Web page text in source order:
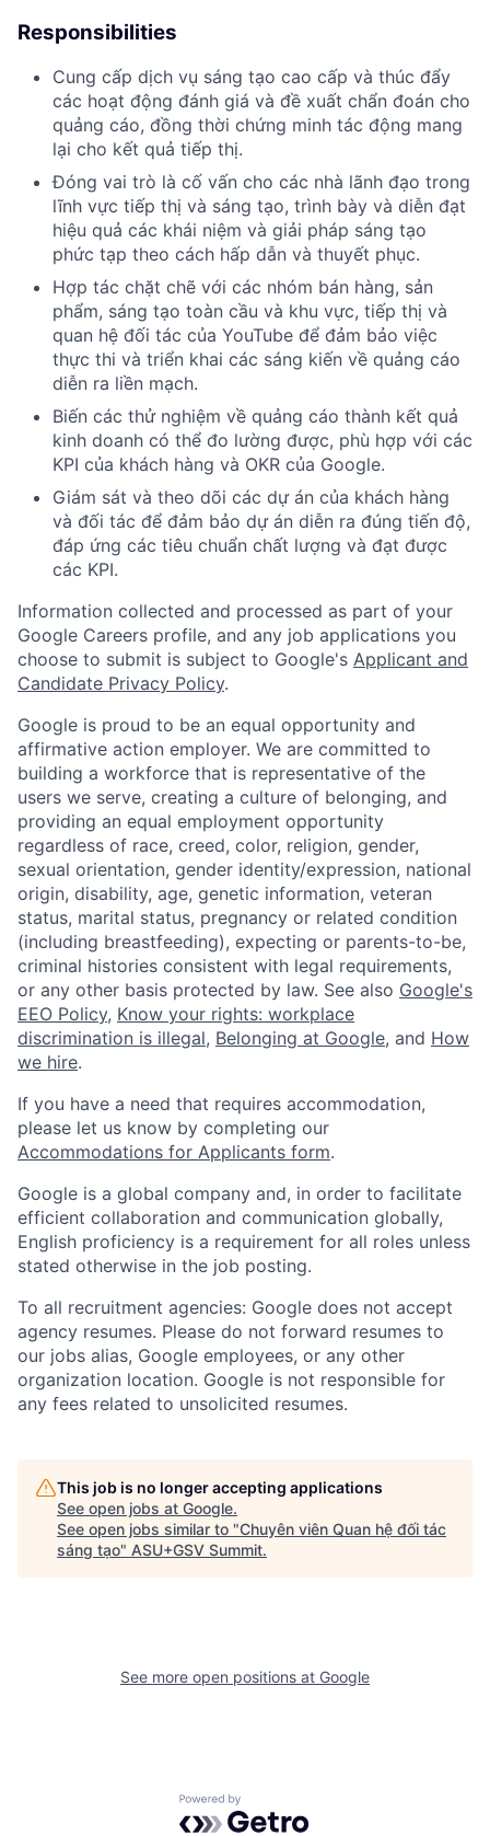
Responsibilities
Cung cấp dịch vụ sáng tạo cao cấp và thúc đẩy
các hoạt động đánh giá và đề xuất chẩn đoán cho
quảng cáo, đồng thời chứng minh tác động mang
lại cho kết quả tiếp thị.
Đóng vai trò là cố vấn cho các nhà lãnh đạo trong
lĩnh vực tiếp thị và sáng tạo, trình bày và diễn đạt
hiệu quả các khái niệm và giải pháp sáng tạo
phức tạp theo cách hấp dẫn và thuyết phục.
Hợp tác chặt chẽ với các nhóm bán hàng, sản
phẩm, sáng tạo toàn cầu và khu vực, tiếp thị và
quan hệ đối tác của YouTube để đảm bảo việc
thực thi và triển khai các sáng kiến về quảng cáo
diễn ra liền mạch.
Biến các thử nghiệm về quảng cáo thành kết quả
kinh doanh có thể đo lường được, phù hợp với các
KPI của khách hàng và OKR của Google.
Giám sát và theo dõi các dự án của khách hàng
và đối tác để đảm bảo dự án diễn ra đúng tiến độ,
đáp ứng các tiêu chuẩn chất lượng và đạt được
các KPI.
Information collected and processed as part of your
Google Careers profile, and any job applications you
choose to submit is subject to Google's Applicant and
Candidate Privacy Policy.
Google is proud to be an equal opportunity and
affirmative action employer. We are committed to
building a workforce that is representative of the
users we serve, creating a culture of belonging, and
providing an equal employment opportunity
regardless of race, creed, color, religion, gender,
sexual orientation, gender identity/expression, national
origin, disability, age, genetic information, veteran
status, marital status, pregnancy or related condition
(including breastfeeding), expecting or parents-to-be,
criminal histories consistent with legal requirements,
or any other basis protected by law. See also Google's
EEO Policy, Know your rights: workplace
discrimination is illegal, Belonging at Google, and How
we hire.
If you have a need that requires accommodation,
please let us know by completing our
Accommodations for Applicants form.
Google is a global company and, in order to facilitate
efficient collaboration and communication globally,
English proficiency is a requirement for all roles unless
stated otherwise in the job posting.
To all recruitment agencies: Google does not accept
agency resumes. Please do not forward resumes to
our jobs alias, Google employees, or any other
organization location. Google is not responsible for
any fees related to unsolicited resumes.
This job is no longer accepting applications
See open jobs at Google.
See open jobs similar to "Chuyên viên Quan hệ đối tác
sáng tạo" ASU+GSV Summit.
See more open positions at Google
Powered by Getro.com